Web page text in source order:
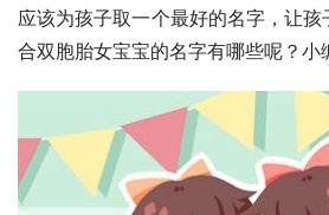
应该为孩子取一个最好的名字，让
合双胞胎女宝宝的名字有哪些呢？小